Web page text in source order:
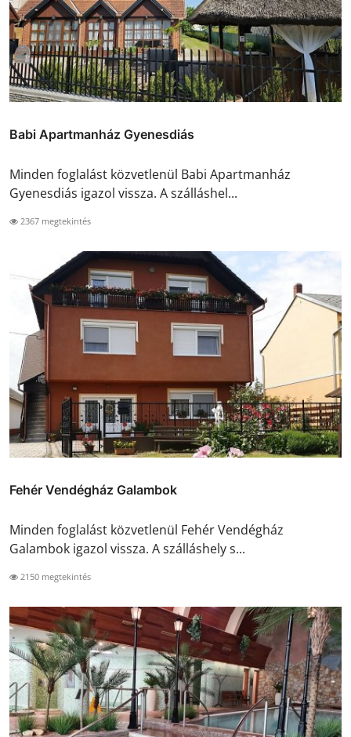
Babi Apartmanház Gyenesdiás
Minden foglalást közvetlenül Babi Apartmanház
Gyenesdiás igazol vissza. A szálláshel...
2367 megtekintés
Fehér Vendégház Galambok
Minden foglalást közvetlenül Fehér Vendégház
Galambok igazol vissza. A szálláshely s...
2150 megtekintés